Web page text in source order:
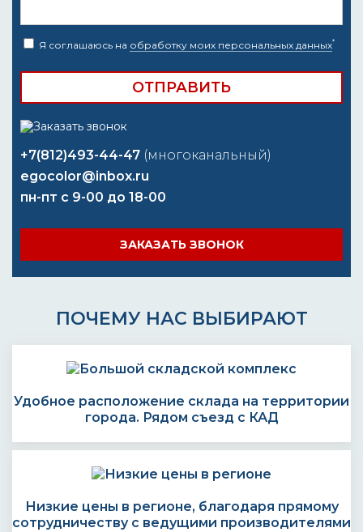
Я соглашаюсь на обработку моих персональных данных*
+7(812)493-44-47 (многоканальный)
egocolor@inbox.ru
пн-пт с 9-00 до 18-00
ЗАКАЗАТЬ ЗВОНОК
ПОЧЕМУ НАС ВЫБИРАЮТ
Удобное расположение склада на территории
города. Рядом съезд с КАД
Низкие цены в регионе, благодаря прямому
сотрудничеству с ведущими производителями